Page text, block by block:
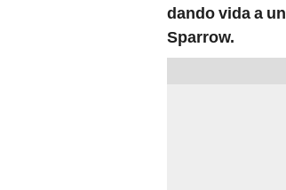
dando vida a
Sparrow.